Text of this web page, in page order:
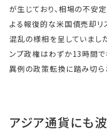
が生じており、相場の不安
よる報復的な米国債売却リ
混乱の様相を呈していまし
ンプ政権はわずか13時間
異例の政策転換に踏み切ら
アジア通貨にも